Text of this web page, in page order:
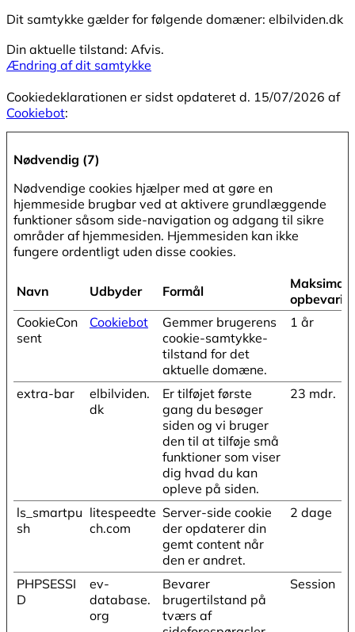
Dit samtykke gælder for følgende domæner: elbilviden.dk
Din aktuelle tilstand: Afvis.
Ændring af dit samtykke
Cookiedeklarationen er sidst opdateret d. 15/07/2026 af
Cookiebot:
Nødvendig (7)
Nødvendige cookies hjælper med at gøre en
hjemmeside brugbar ved at aktivere grundlæggende
funktioner såsom side-navigation og adgang til sikre
områder af hjemmesiden. Hjemmesiden kan ikke
fungere ordentligt uden disse cookies.
Navn Udbyder Formål
Maksimal
CookieCon
sent
Cookiebot
Gemmer brugerens
cookie-samtykke-
tilstand for det
aktuelle domæne.
1 år
extra-bar
elbilviden.
dk
Er tilføjet første
gang du besøger
siden og vi bruger
den til at tilføje små
funktioner som viser
dig hvad du kan
opleve på siden.
23 mdr.
ls_smartpu
sh
litespeedte
ch.com
Server-side cookie
der opdaterer din
gemt content når
den er andret.
2 dage
PHPSESSI
D
ev-
database.
org
Bevarer
brugertilstand på
tværs af
Session